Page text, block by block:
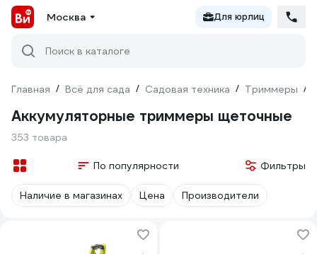
Москва Для юрлиц
Поиск в каталоге
Главная / Всё для сада / Садовая техника / Триммеры /
Аккумуляторные триммеры щеточные
353 товара
По популярности Фильтры
Наличие в магазинах Цена Производители